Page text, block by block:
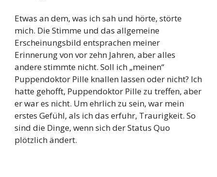
Etwas an dem, was ich sah und hörte, störte
mich. Die Stimme und das allgemeine
Erscheinungsbild entsprachen meiner
Erinnerung von vor zehn Jahren, aber alles
andere stimmte nicht. Soll ich „meinen“
Puppendoktor Pille knallen lassen oder nicht? Ich
hatte gehofft, Puppendoktor Pille zu treffen, aber
er war es nicht. Um ehrlich zu sein, war mein
erstes Gefühl, als ich das erfuhr, Traurigkeit. So
sind die Dinge, wenn sich der Status Quo
plötzlich ändert.